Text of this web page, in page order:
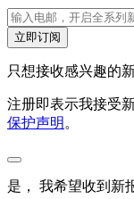
立即订阅
只想接收感兴趣的
注册即表示我接受
保护声明 。
是， 我希望收到新